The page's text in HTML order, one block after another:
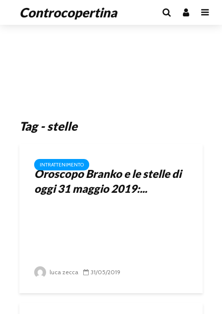
Controcopertina
Tag - stelle
INTRATTENIMENTO
Oroscopo Branko e le stelle di
oggi 31 maggio 2019:...
luca zecca 31/05/2019